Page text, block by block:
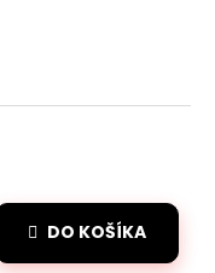
DO KOŠÍKA